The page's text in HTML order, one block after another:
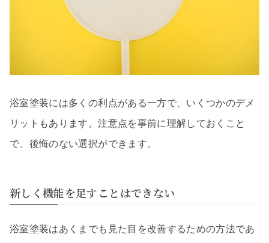
浴室塗装には多くの利点がある一方で、いくつかのデメ
リットもあります。注意点を事前に理解しておくこと
で、後悔のない選択ができます。
新しく機能を足すことはできない
浴室塗装はあくまでも見た目を改善するための方法であ